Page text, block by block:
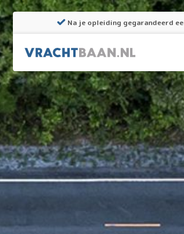
Na je opleiding gegarandeerd